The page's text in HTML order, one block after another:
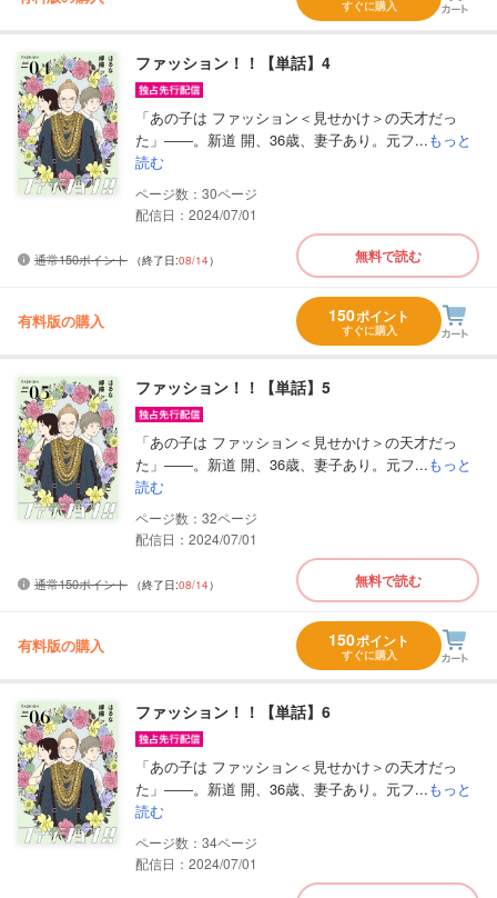
すぐに購入
ファッション！！【単話】4
「あの子は ファッション＜見せかけ＞の天才だっ
た」――。新道 開、36歳、妻子あり。元フ...もっと
読む
30
配信日：2024/07/01
通常150ポイント （終了日:08/14） 無料で読む
有料版の購入 150ポイント
すぐに購入
ファッション！！【単話】5
「あの子は ファッション＜見せかけ＞の天才だっ
た」――。新道 開、36歳、妻子あり。元フ...もっと
読む
32
配信日：2024/07/01
通常150ポイント （終了日:08/14） 無料で読む
有料版の購入 150ポイント
すぐに購入
ファッション！！【単話】6
「あの子は ファッション＜見せかけ＞の天才だっ
た」――。新道 開、36歳、妻子あり。元フ...もっと
読む
34
配信日：2024/07/01